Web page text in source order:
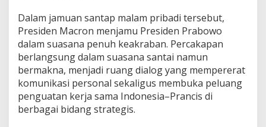
Dalam jamuan santap malam pribadi tersebut,
Presiden Macron menjamu Presiden Prabowo
dalam suasana penuh keakraban. Percakapan
berlangsung dalam suasana santai namun
bermakna, menjadi ruang dialog yang mempererat
komunikasi personal sekaligus membuka peluang
penguatan kerja sama Indonesia–Prancis di
berbagai bidang strategis.